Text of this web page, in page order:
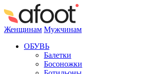
Женщинам Мужчинам
ОБУВЬ
Балетки
Босоножки